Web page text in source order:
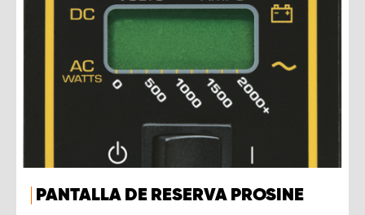
PANTALLA DE RESERVA PROSINE